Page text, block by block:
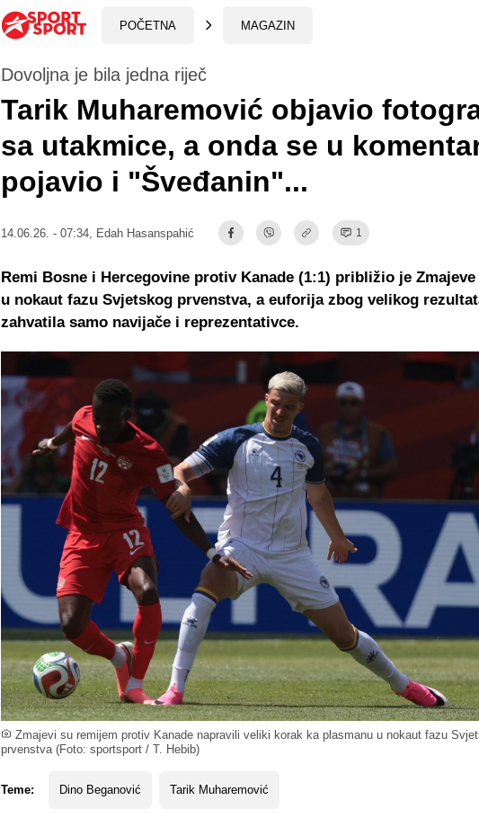
POČETNA MAGAZIN
Zmajevi su remijem protiv Kanade napravili veliki korak ka plasmanu u nokaut fazu
prvenstva (Foto: sportsport / T. Hebib)
Dovoljna je bila jedna riječ
Tarik Muharemović objavio
sa utakmice, a onda se u
pojavio i "Šveđanin"...
14.06.26. - 07:34, Edah Hasanspahić 1
Teme: Dino Beganović Tarik Muharemović
Remi Bosne i Hercegovine protiv Kanade (1:1) približio je
u nokaut fazu Svjetskog prvenstva, a euforija zbog velikog
zahvatila samo navijače i reprezentativce.